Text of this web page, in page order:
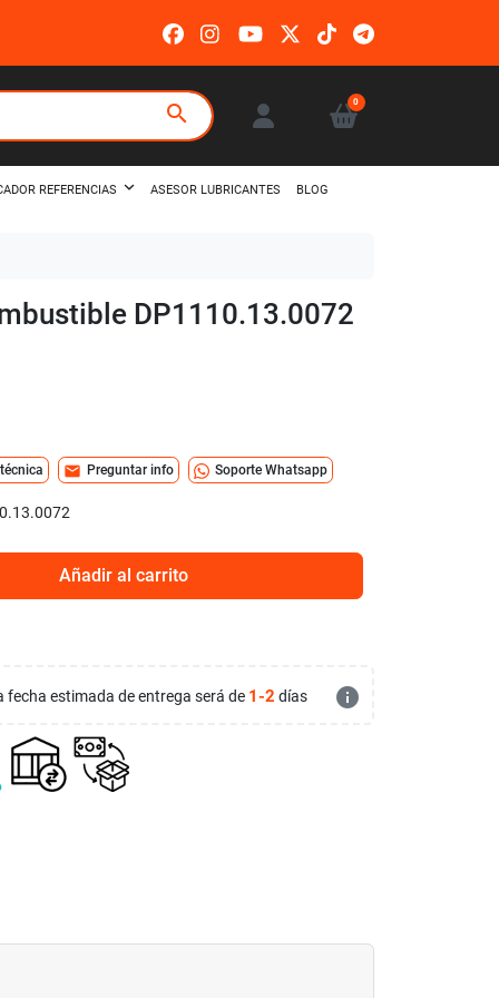
search 0
REFERENCIAS ASESOR LUBRICANTES BLOG
DP1110.13.0072
mail Preguntar info Soporte Whatsapp
Añadir al carrito
fecha estimada de entrega será de 1-2 días info